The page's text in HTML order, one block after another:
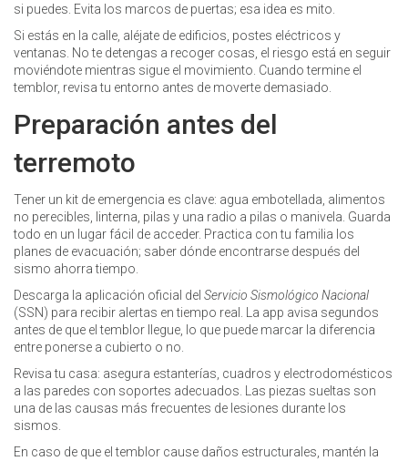
si puedes. Evita los marcos de puertas; esa idea es mito.
Si estás en la calle, aléjate de edificios, postes eléctricos y
ventanas. No te detengas a recoger cosas, el riesgo está en seguir
moviéndote mientras sigue el movimiento. Cuando termine el
temblor, revisa tu entorno antes de moverte demasiado.
Preparación antes del
terremoto
Tener un kit de emergencia es clave: agua embotellada, alimentos
no perecibles, linterna, pilas y una radio a pilas o manivela. Guarda
todo en un lugar fácil de acceder. Practica con tu familia los
planes de evacuación; saber dónde encontrarse después del
sismo ahorra tiempo.
Descarga la aplicación oficial del Servicio Sismológico Nacional
(SSN) para recibir alertas en tiempo real. La app avisa segundos
antes de que el temblor llegue, lo que puede marcar la diferencia
entre ponerse a cubierto o no.
Revisa tu casa: asegura estanterías, cuadros y electrodomésticos
a las paredes con soportes adecuados. Las piezas sueltas son
una de las causas más frecuentes de lesiones durante los
sismos.
En caso de que el temblor cause daños estructurales, mantén la